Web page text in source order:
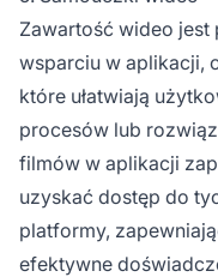
Zawartość wideo
wsparciu w aplikacji,
które ułatwiają
procesów lub
filmów w aplikacji
uzyskać dostęp do
platformy,
efektywne